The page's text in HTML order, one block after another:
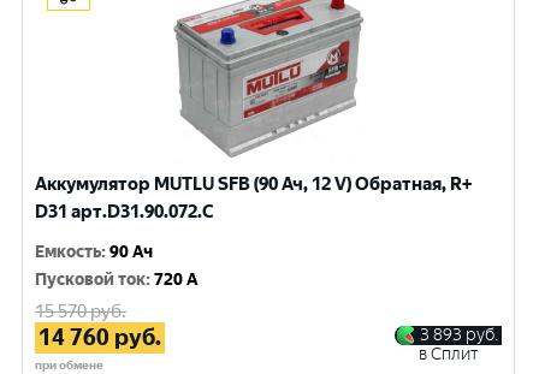
Аккумулятор MUTLU SFB (90 Ач, 12 V) Обратная, R+
D31 арт.D31.90.072.C
Емкость:90 Ач
Пусковой ток:720 A
15 570руб.
14 760 руб.
при обмене
3 893 руб.
в Сплит